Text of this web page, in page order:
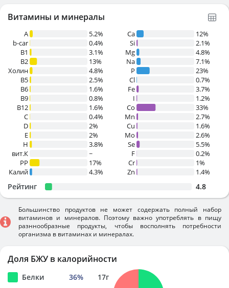
Витамины и минералы
A
5.2%
b-car
0.4%
В1
3.1%
B2
13%
Холин
4.8%
B5
2.5%
B6
1.6%
B9
0.8%
B12
1.6%
C
0.4%
D
2%
E
2%
H
3.8%
вит.К
~
PP
17%
Калий
4.3%
Ca
12%
Si
2.1%
Mg
4.8%
Na
7.1%
P
23%
Cl
0.7%
Fe
3.7%
I
1.2%
Co
33%
Mn
2.7%
Cu
1.6%
Mo
2.6%
Se
5.5%
F
0.2%
Cr
1%
Zn
1.4%
Рейтинг 4.8
Большинство продуктов не может содержать полный набор
витаминов и минералов. Поэтому важно употреблять в пищу
разннообразные продукты, чтобы восполнять потребности
организма в витаминах и минералах.
Доля БЖУ в калорийности
Белки 36% 17г